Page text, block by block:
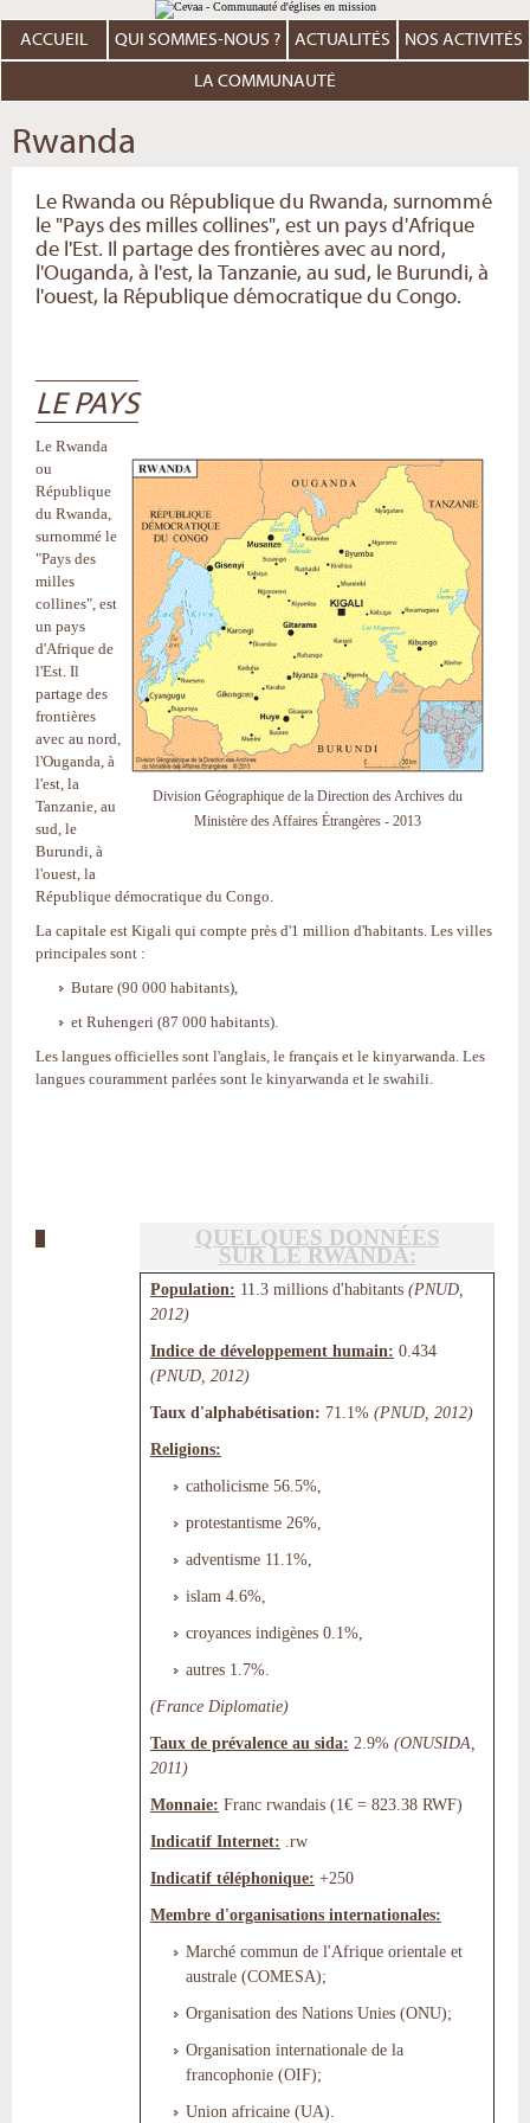
au
contenu.
Aller
personnels
ACCUEIL QUI SOMMES-NOUS ? ACTUALITÉS NOS ACTIVITÉS
LA COMMUNAUTÉ
Rwanda
Le Rwanda ou République du Rwanda, surnommé
le "Pays des milles collines", est un pays d'Afrique
de l'Est. Il partage des frontières avec au nord,
l'Ouganda, à l'est, la Tanzanie, au sud, le Burundi, à
l'ouest, la République démocratique du Congo.
LE PAYS
Division Géographique de la Direction des Archives du
Ministère des Affaires Étrangères - 2013
Le Rwanda
ou
République
du Rwanda,
surnommé le
"Pays des
milles
collines", est
un pays
d'Afrique de
l'Est. Il
partage des
frontières
avec au nord,
l'Ouganda, à
l'est, la
Tanzanie, au
sud, le
Burundi, à
l'ouest, la
République démocratique du Congo.
La capitale est Kigali qui compte près d'1 million d'habitants. Les villes
principales sont :
Butare (90 000 habitants),
et Ruhengeri (87 000 habitants).
Les langues officielles sont l'anglais, le français et le kinyarwanda. Les
langues couramment parlées sont le kinyarwanda et le swahili.
QUELQUES DONNÉES
SUR LE RWANDA:
Population: 11.3 millions d'habitants (PNUD,
2012)
Indice de développement humain: 0.434
(PNUD, 2012)
Taux d'alphabétisation: 71.1% (PNUD, 2012)
Religions:
catholicisme 56.5%,
protestantisme 26%,
adventisme 11.1%,
islam 4.6%,
croyances indigènes 0.1%,
autres 1.7%.
(France Diplomatie)
Taux de prévalence au sida: 2.9% (ONUSIDA,
2011)
Monnaie: Franc rwandais (1€ = 823.38 RWF)
Indicatif Internet: .rw
Indicatif téléphonique: +250
Membre d'organisations internationales:
Marché commun de l'Afrique orientale et
australe (COMESA);
Organisation des Nations Unies (ONU);
Organisation internationale de la
francophonie (OIF);
Union africaine (UA).